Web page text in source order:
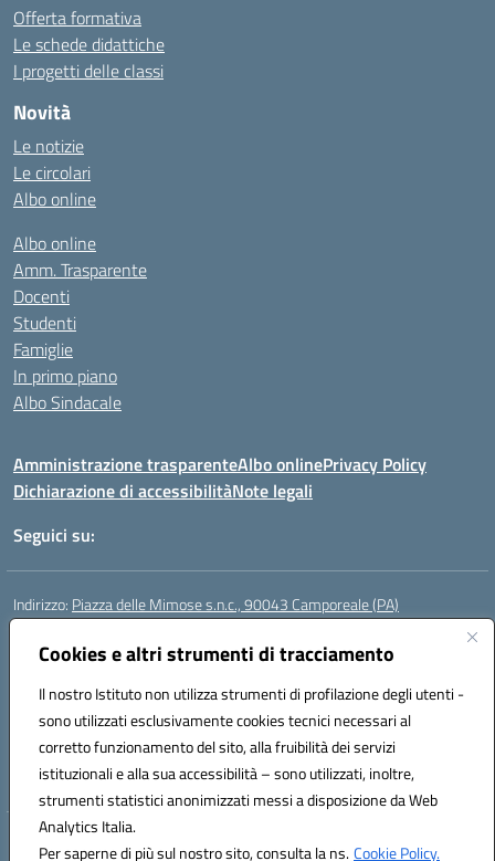
Cookies e altri strumenti di tracciamento
Il nostro Istituto non utilizza strumenti di profilazione degli utenti -
sono utilizzati esclusivamente cookies tecnici necessari al
corretto funzionamento del sito, alla fruibilità dei servizi
istituzionali e alla sua accessibilità – sono utilizzati, inoltre,
strumenti statistici anonimizzati messi a disposizione da Web
Analytics Italia.
Per saperne di più sul nostro sito, consulta la ns.Cookie Policy.
Offerta formativa
Le schede didattiche
I progetti delle classi
Novità
Le notizie
Le circolari
Albo online
Albo online
Amm. Trasparente
Docenti
Studenti
Famiglie
In primo piano
Albo Sindacale
Amministrazione trasparenteAlbo onlinePrivacy Policy
Dichiarazione di accessibilitàNote legali
Seguici su:
Indirizzo: Piazza delle Mimose s.n.c., 90043 Camporeale (PA)
Centralino:
Email:paic840008@istruzione.it
Codice fiscale: 80048770822
Codice meccanografico:
PAIC840008
Codice unico di fatturazione (CUF): UFHJ80
Hosting & Powered by 3D Solution S.r.l.